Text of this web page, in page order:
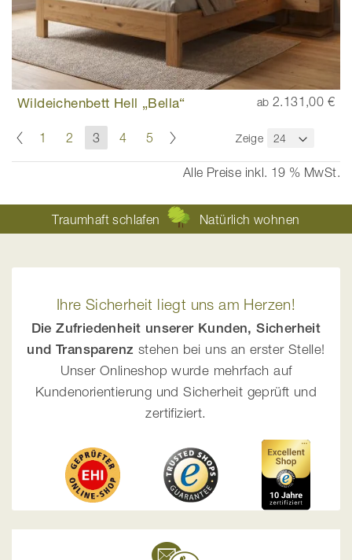
Wildeichenbett Hell „Bella“ ab 2.131,00 €
SeiteSeite
Zurück
Seite
1 Seite
2
Sie
lesen
gerade
3 Seite
4 Seite
5 Zeige
Alle Preise inkl. 19 % MwSt.
Traumhaft schlafen Natürlich wohnen
Ihre Sicherheit liegt uns am Herzen!
Die Zufriedenheit unserer Kunden, Sicherheit
und Transparenz stehen bei uns an erster Stelle!
Unser Onlineshop wurde mehrfach auf
Kundenorientierung und Sicherheit geprüft und
zertifiziert.